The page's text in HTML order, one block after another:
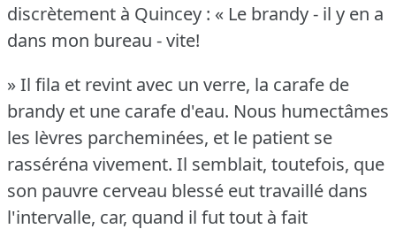
discrètement à Quincey : « Le brandy - il y en a
dans mon bureau - vite!
» Il fila et revint avec un verre, la carafe de
brandy et une carafe d'eau. Nous humectâmes
les lèvres parcheminées, et le patient se
rasséréna vivement. Il semblait, toutefois, que
son pauvre cerveau blessé eut travaillé dans
l'intervalle, car, quand il fut tout à fait